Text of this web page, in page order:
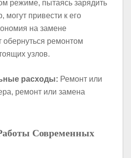
режиме, пытаясь зарядить
могут привести к его
на замене
обернуться ремонтом
узлов.
расходы: Ремонт или
ремонт или замена
Современных